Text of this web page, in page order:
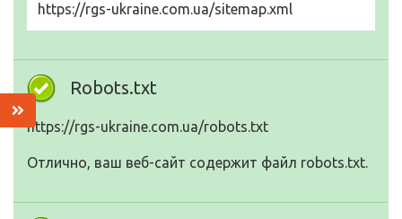
https://rgs-ukraine.com.ua/sitemap.xml
Robots.txt
https://rgs-ukraine.com.ua/robots.txt
Отлично, ваш веб-сайт содержит файл robots.txt.